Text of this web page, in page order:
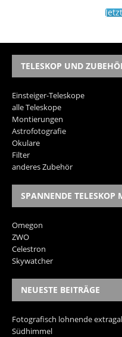
TELESKOP UND
Einsteiger-Teleskope
alle Teleskope
Montierungen
Astrofotografie
Okulare
Filter
anderes Zubehör
SPANNENDE TELESKOP
Omegon
ZWO
Celestron
Skywatcher
NEUESTE BEITRÄGE
Fotografisch lohnende
Südhimmel